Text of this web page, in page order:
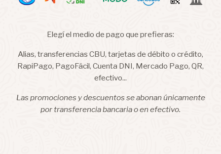
Elegí el medio de pago que prefieras:
Alias, transferencias CBU, tarjetas de débito o crédito,
RapiPago, PagoFácil, Cuenta DNI, Mercado Pago, QR,
efectivo...
Las promociones y descuentos se abonan únicamente
por transferencia bancaria o en efectivo.